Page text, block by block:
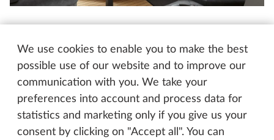
We use cookies to enable you to make the best
possible use of our website and to improve our
communication with you. We take your
preferences into account and process data for
statistics and marketing only if you give us your
consent by clicking on "Accept all". You can
La perfilada más elegante
La serie PRESTIGE T se renueva por completo para
la nueva temporada. Toda la zona de estar y la
cocina incorporan un mobiliario rediseñado. Los
armarios altillos continuos con iluminación indirecta,